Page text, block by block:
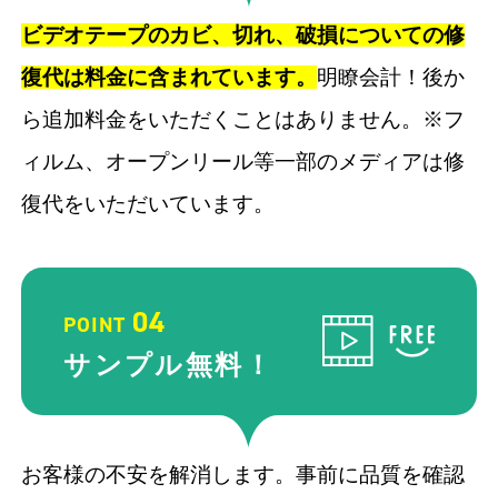
ビデオテープのカビ、切れ、破損についての修
復代は料金に含まれています。 明瞭会計！後か
ら追加料金をいただくことはありません。※フ
ィルム、オープンリール等一部のメディアは修
復代をいただいています。
POINT 04
サンプル無料！
お客様の不安を解消します。事前に品質を確認